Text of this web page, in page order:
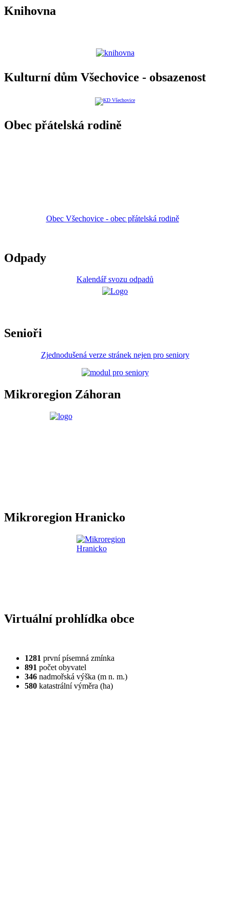
Knihovna
Kulturní dům Všechovice - obsazenost
Obec přátelská rodině
Obec Všechovice - obec přátelská rodině
Odpady
Kalendář svozu odpadů
Senioři
Zjednodušená verze stránek nejen pro seniory
Mikroregion Záhoran
Mikroregion Hranicko
Virtuální prohlídka obce
1281 první písemná zmínka
891 počet obyvatel
346 nadmořská výška (m n. m.)
580 katastrální výměra (ha)